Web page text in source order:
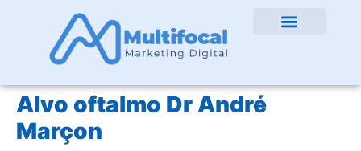
Alvo oftalmo Dr André
Marçon